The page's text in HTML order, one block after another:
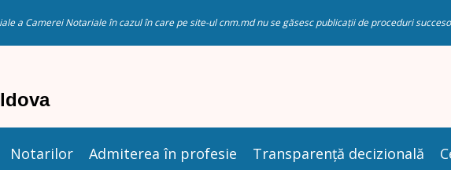
a Camerei Notariale în cazul în care pe site-ul cnm.md nu se găsesc publicații de proceduri
Notarilor Admiterea în profesie Transparență decizională